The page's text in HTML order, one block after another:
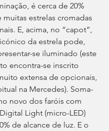
é cerca de 20%
muitas estrelas cromadas
E, acima, no “capot”,
da estrela pode,
se iluminado (este
encontra-se inscrito
extensa de opcionais,
na Mercedes). Soma-
novo dos faróis com
Light (micro-LED)
de alcance de luz. E o